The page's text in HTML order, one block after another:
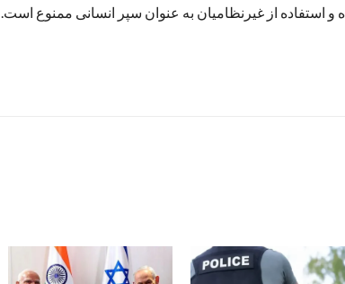
و استفاده از غیرنظامیان به عنوان سپر انسانی ممنوع است.